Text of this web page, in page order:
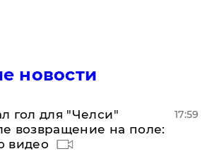
новости
гол для "Челси"
возвращение на поле:
видео
17:59